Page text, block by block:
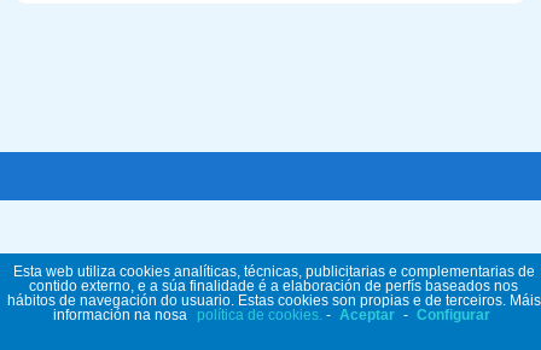
Esta web utiliza cookies analíticas, técnicas, publicitarias e complementarias de
contido externo, e a súa finalidade é a elaboración de perfís baseados nos
hábitos de navegación do usuario. Estas cookies son propias e de terceiros. Máis
información na nosa
política de cookies. - Aceptar - Configurar